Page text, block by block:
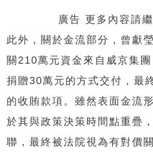
廣告 更多內容請
此外，關於金流部分，曾獻
關210萬元資金來自威京集
捐贈30萬元的方式交付，最
的收賄款項。雖然表面金流
於其與政策決策時間點重疊
聯，最終被法院視為有對價